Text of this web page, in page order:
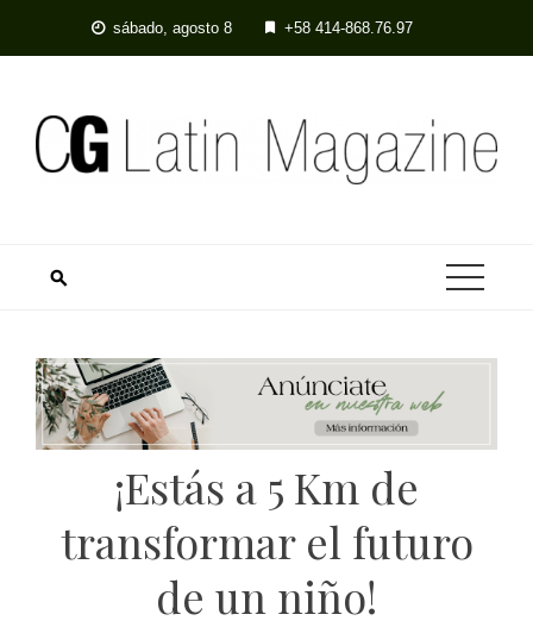
sábado, agosto 8 +58 414-868.76.97
¡Estás a 5 Km de
transformar el futuro
de un niño!